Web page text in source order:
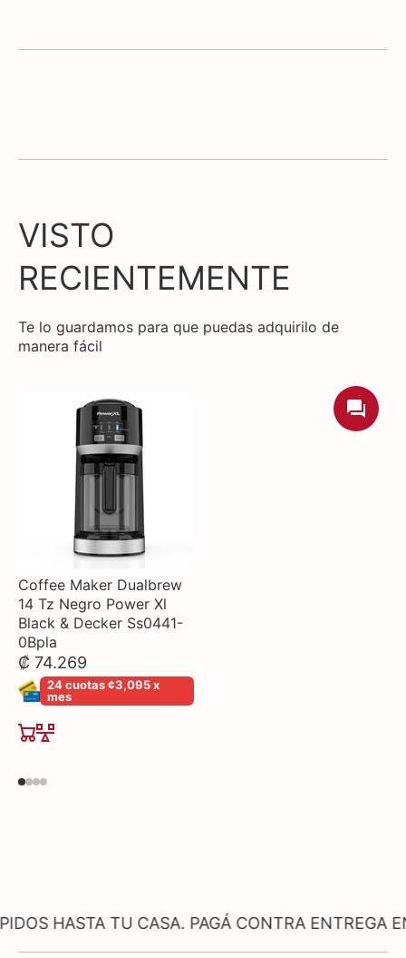
VISTO
RECIENTEMENTE
Te lo guardamos para que puedas adquirilo de
manera fácil
Coffee Maker Dualbrew
14 Tz Negro Power Xl
Black & Decker Ss0441-
0Bpla
₡ 74.269
24 cuotas ¢3,095 x
mes
TU CASA. PAGÁ CONTRA ENTREGA EN